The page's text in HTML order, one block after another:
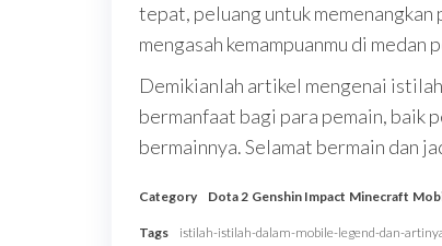
tepat, peluang untuk
mengasah kemampuanmu di medan
Demikianlah artikel mengenai
bermanfaat bagi para pemain, baik
bermainnya. Selamat bermain dan
Category Dota 2 Genshin Impact Minecraft
Tags istilah-istilah-dalam-mobile-legend-dan-